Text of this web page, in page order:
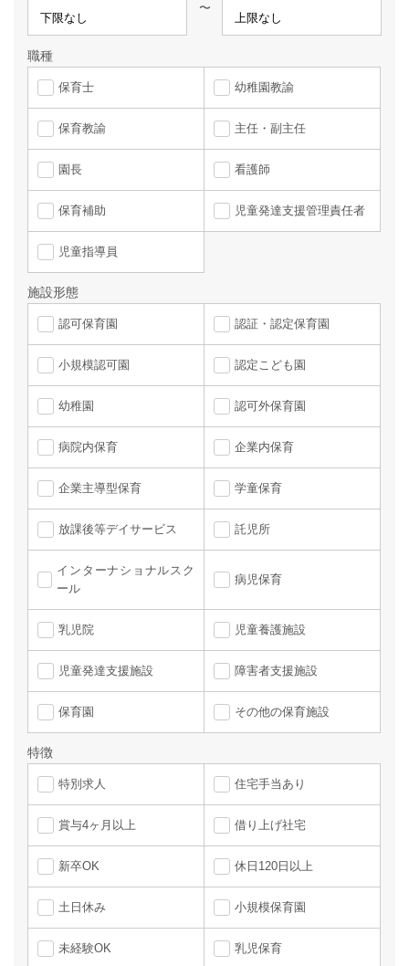
〜
職種
保育士 幼稚園教諭
保育教諭 主任・副主任
園長 看護師
保育補助 児童発達支援管理責任者
児童指導員
施設形態
認可保育園 認証・認定保育園
小規模認可園 認定こども園
幼稚園 認可外保育園
病院内保育 企業内保育
企業主導型保育 学童保育
放課後等デイサービス 託児所
インターナショナルスク
ール
病児保育
乳児院 児童養護施設
児童発達支援施設 障害者支援施設
保育園 その他の保育施設
特徴
特別求人 住宅手当あり
賞与4ヶ月以上 借り上げ社宅
新卒OK 休日120日以上
土日休み 小規模保育園
未経験OK 乳児保育